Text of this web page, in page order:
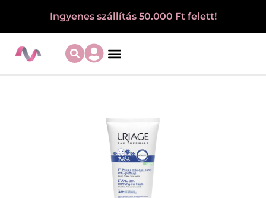
Ingyenes szállítás 50.000 Ft felett!